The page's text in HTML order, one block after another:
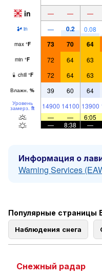
in — — —
in — 0.2 0.08
max °F 73 70 64
min °F 72 64 63
chill °F 72 64 63
Влажн. % 39 60 64
Уровень
замерз. ft 14900 14100 13900
—
— 6:05
—
8:38 —
Информация о
Warning Services
Популярные страницы
Наблюдения снега
Снежный радар